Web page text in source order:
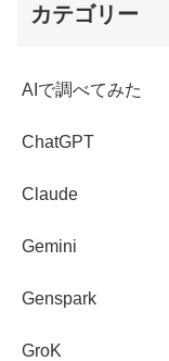
カテゴリー
AIで調べてみた
ChatGPT
Claude
Gemini
Genspark
GroK